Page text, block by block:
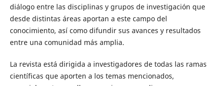
diálogo entre las disciplinas y grupos de investigación que
desde distintas áreas aportan a este campo del
conocimiento, así como difundir sus avances y resultados
entre una comunidad más amplia.
La revista está dirigida a investigadores de todas las ramas
científicas que aporten a los temas mencionados,